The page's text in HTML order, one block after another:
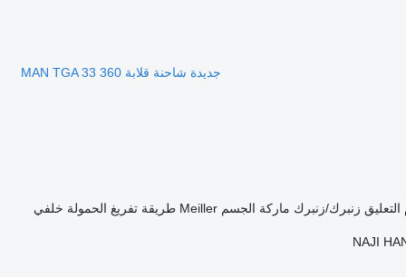
جديدة شاحنة قلابة MAN TGA 33 360
زنبرك/زنبرك ماركة الجسم Meiller طريقة تفريغ الحمولة خلفي
NAJI